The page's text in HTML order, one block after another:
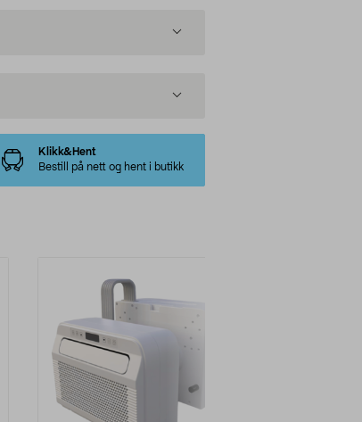
Klikk&Hent
Bestill på nett og hent i butikk